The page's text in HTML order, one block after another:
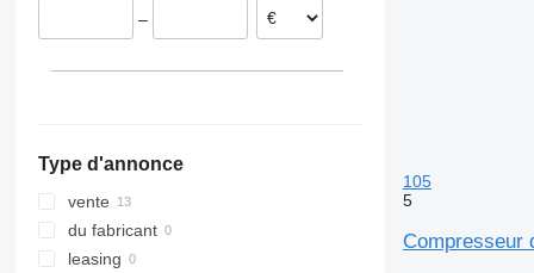
–
Type d'annonce
vente
du fabricant
leasing
105
5
Compresseur